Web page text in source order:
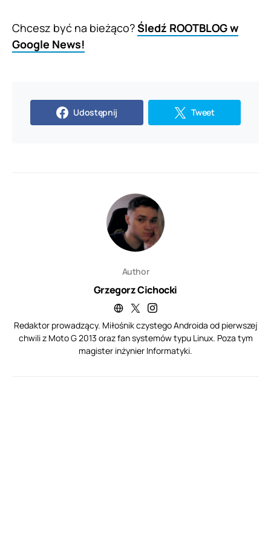
Chcesz być na bieżąco?Śledź ROOTBLOG w
Google News!
Udostępnij Tweet
Author
Grzegorz Cichocki
Redaktor prowadzący. Miłośnik czystego Androida od pierwszej
chwili z Moto G 2013 oraz fan systemów typu Linux. Poza tym
magister inżynier Informatyki.